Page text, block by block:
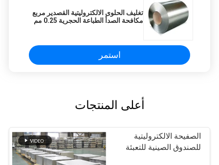
تغليف الحلوى الالكتروليتية القصدير مربع
مكافحة الصدأ الطباعة الحجرية 0.25 مم
استمر
أعلى المنتجات
الصفيحة الالكتروليتية
للصندوق الصينية للتعبئة